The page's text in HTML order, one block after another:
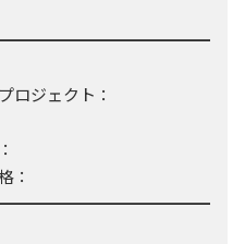
ロジェクト：
：